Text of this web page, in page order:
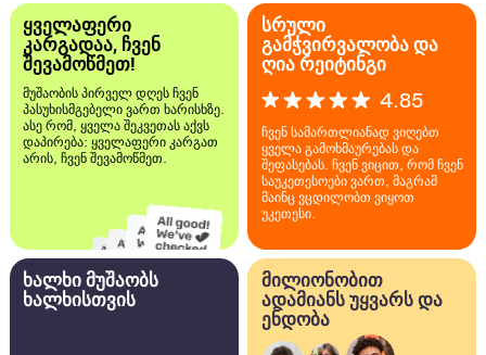
ყველაფერი
კარგადაა, ჩვენ
შევამოწმეთ!
მუშაობის პირველ დღეს ჩვენ
პასუხისმგებელი ვართ ხარისხზე.
ასე რომ, ყველა შეკვეთას აქვს
დაპირება: ყველაფერი კარგათ
არის, ჩვენ შევამოწმეთ.
სრული
გამჭვირვალობა და
ღია რეიტინგი
4.85
ჩვენ სამართლიანად ვიღებთ
ყველა გამოხმაურებას და
შეფასებას. ჩვენ ვიცით, რომ ჩვენ
საუკეთესოები ვართ, მაგრამ
მაინც ვცდილობთ ვიყოთ
უკეთესი.
ხალხი მუშაობს
ხალხისთვის
მილიონობით
ადამიანს უყვარს და
ენდობა